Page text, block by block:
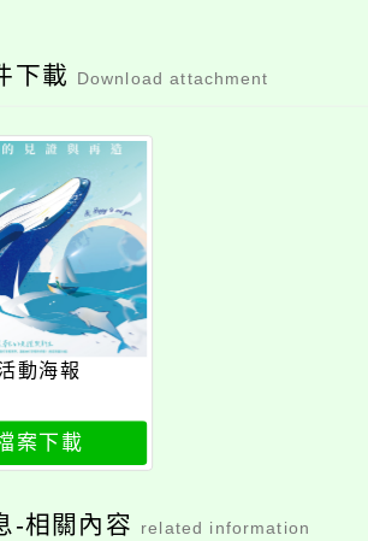
下載 Download attachment
動海報
案下載
-相關內容 related information